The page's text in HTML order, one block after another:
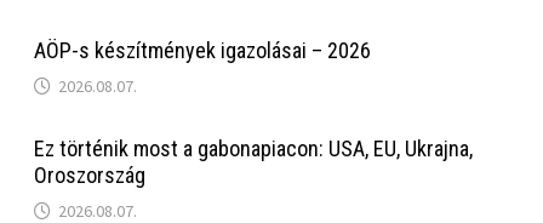
AÖP-s készítmények igazolásai – 2026
2026.08.07.
Ez történik most a gabonapiacon: USA, EU, Ukrajna,
Oroszország
2026.08.07.